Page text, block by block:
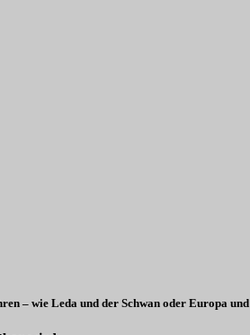
– wie Leda und der Schwan oder Europa